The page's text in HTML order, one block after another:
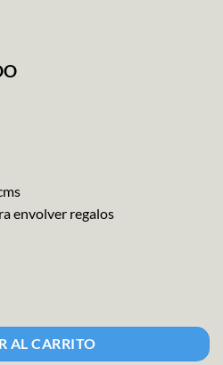
envolver regalos
AL CARRITO